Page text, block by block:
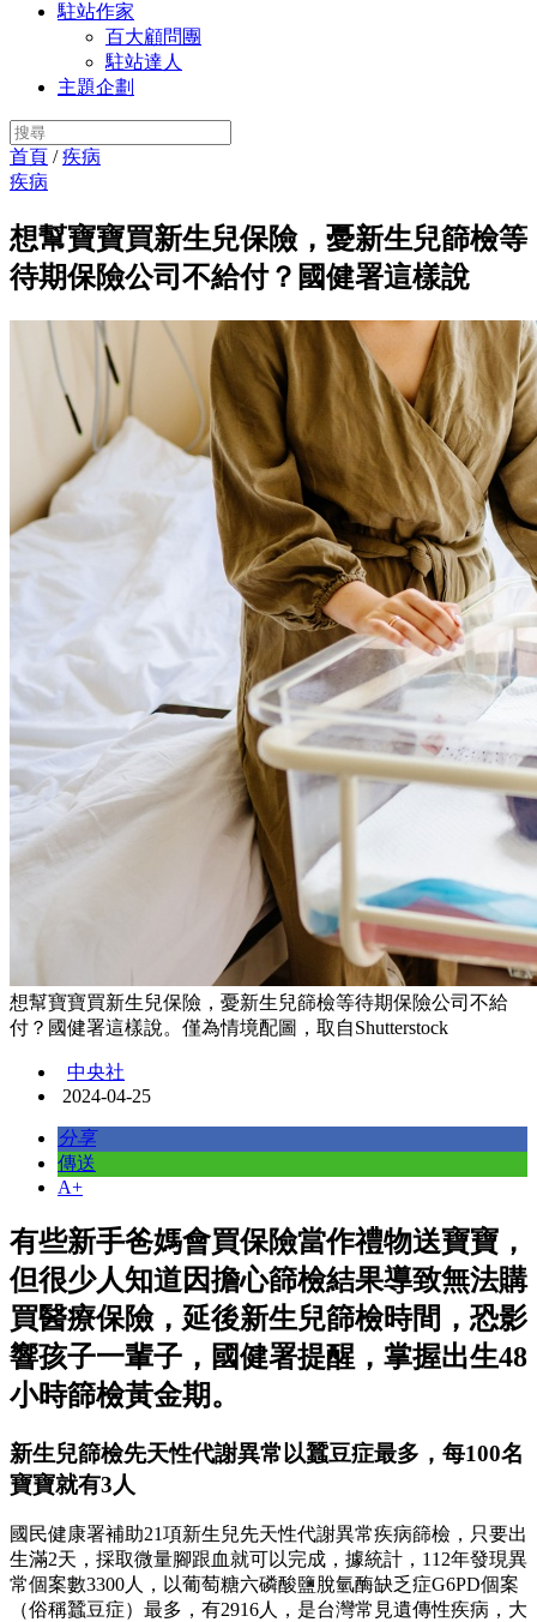
駐站作家
百大顧問團
駐站達人
主題企劃
首頁 /疾病
疾病
想幫寶寶買新生兒保險，憂新生兒篩檢等
待期保險公司不給付？國健署這樣說
想幫寶寶買新生兒保險，憂新生兒篩檢等待期保險公司不給
付？國健署這樣說。僅為情境配圖，取自Shutterstock
中央社
2024-04-25
分享
傳送
A+
有些新手爸媽會買保險當作禮物送寶寶，
但很少人知道因擔心篩檢結果導致無法購
買醫療保險，延後新生兒篩檢時間，恐影
響孩子一輩子，國健署提醒，掌握出生48
小時篩檢黃金期。
新生兒篩檢先天性代謝異常以蠶豆症最多，每100名
寶寶就有3人
國民健康署補助21項新生兒先天性代謝異常疾病篩檢，只要出
生滿2天，採取微量腳跟血就可以完成，據統計，112年發現異
常個案數3300人，以葡萄糖六磷酸鹽脫氫酶缺乏症G6PD個案
（俗稱蠶豆症）最多，有2916人，是台灣常見遺傳性疾病，大